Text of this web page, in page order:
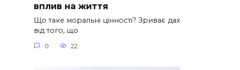
вплив на життя
Що таке моральні цінності? Зриває дах
від того, що
0 22